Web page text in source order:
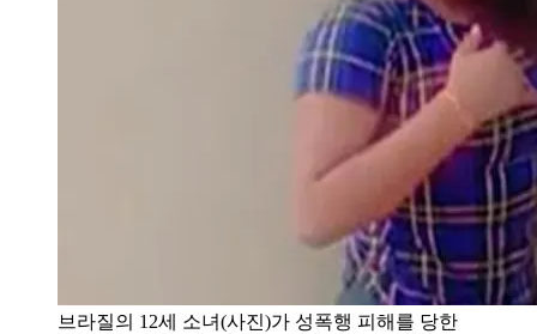
브라질의 12세 소녀(사진)가 성폭행 피해를 당한